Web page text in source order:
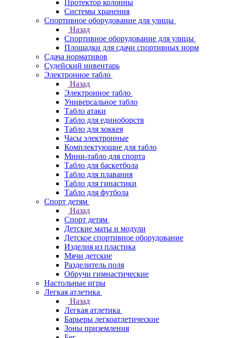
Протектор колонны
Системы хранения
Спортивное оборудование для улицы
Назад
Спортивное оборудование для улицы
Площадки для сдачи спортивных норм
Сдача нормативов
Судейский инвентарь
Электронное табло
Назад
Электронное табло
Универсальное табло
Табло атаки
Табло для единоборств
Табло для хоккея
Часы электронные
Комплектующие для табло
Мини-табло для спорта
Табло для баскетбола
Табло для плавания
Табло для гинастики
Табло для футбола
Спорт детям
Назад
Спорт детям
Детские маты и модули
Детское спортивное оборудование
Изделия из пластика
Мячи детские
Разделитель поля
Обручи гимнастические
Настольные игры
Легкая атлетика
Назад
Легкая атлетика
Барьеры легкоатлетические
Зоны приземления